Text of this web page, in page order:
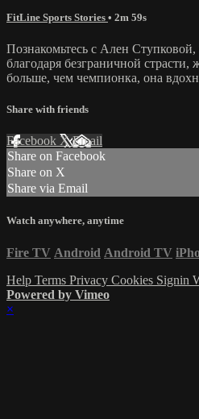
FitLine Sports Stories • 2m 59s
Познакомьтесь с Ален
благодаря безграничной
больше, чем чемпионка, она
Share with friends
Facebook XEmail
Share on Facebook
Share on X
Share via Email
Watch anywhere, anytime
Fire TV Android Android TV
Help Terms Privacy Cookies Signin
Powered by Vimeo
×